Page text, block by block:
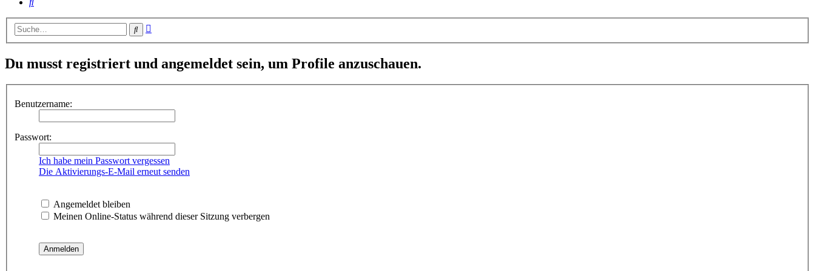
Suche
Du musst registriert und angemeldet sein, um Profile anzuschauen.
Benutzername:
Passwort:
Ich habe mein Passwort vergessen
Die Aktivierungs-E-Mail erneut senden
Angemeldet bleiben
Meinen Online-Status während dieser Sitzung verbergen